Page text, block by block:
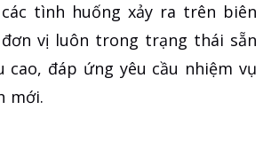
tình huống xảy ra trên biên
vị luôn trong trạng thái sẵn
cao, đáp ứng yêu cầu nhiệm vụ
mới.